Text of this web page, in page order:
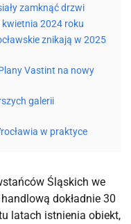
zamknąć drzwi
2024 roku
znikają w 2025
Vastint na nowy
galerii
w praktyce
Śląskich we
dokładnie 30
latach istnienia obiekt,